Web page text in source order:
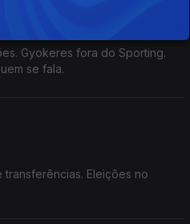
Gyokeres fora do Sporting.
se fala.
Eleições no